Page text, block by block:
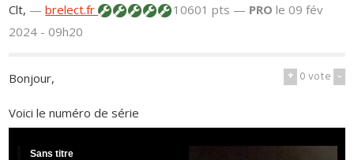
Clt, —brelect.fr 10601 pts — PRO le 09 fév
2024 - 09h20
+ 0vote -
Bonjour,
Voici le numéro de série
Sans titre